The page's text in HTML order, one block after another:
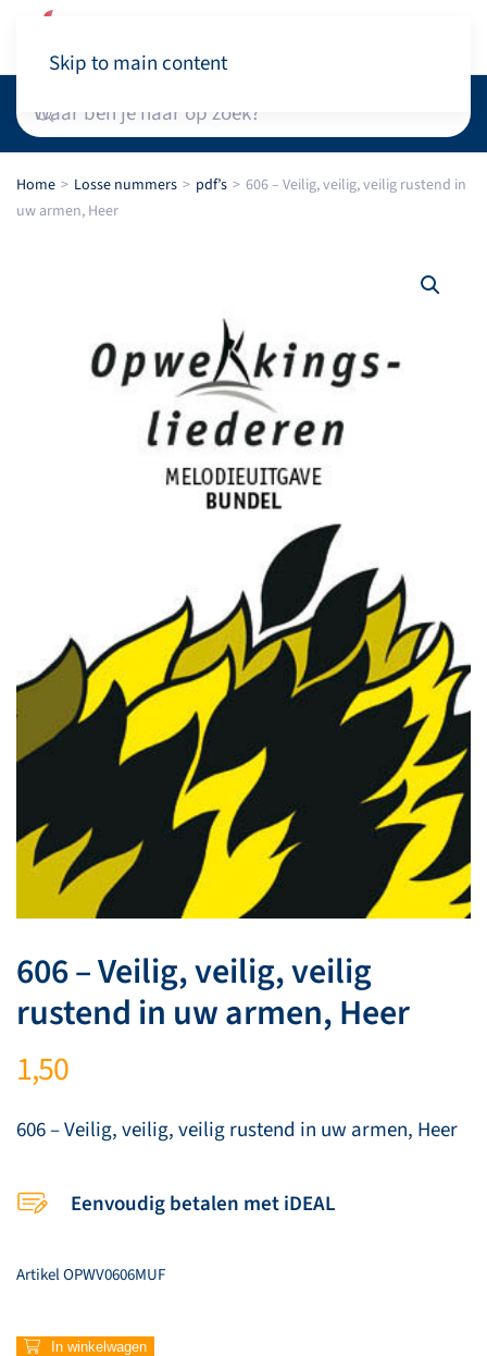
Skip to main content
Home Losse nummers pdf’s
606 – Veilig, veilig, veilig rustend in
uw armen, Heer
606 – Veilig, veilig, veilig
rustend in uw armen, Heer
1,50
606 – Veilig, veilig, veilig rustend in uw armen, Heer
Eenvoudig betalen met iDEAL
ArtikelOPWV0606MUF
606
In winkelwagen